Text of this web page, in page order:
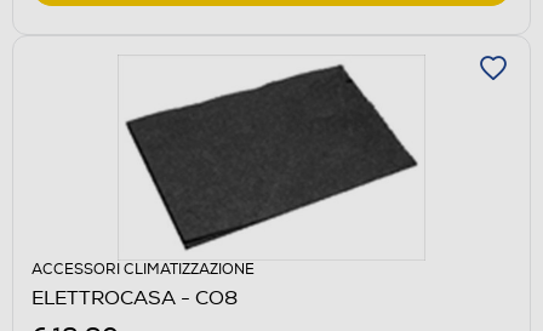
ACCESSORI CLIMATIZZAZIONE
ELETTROCASA - CO8